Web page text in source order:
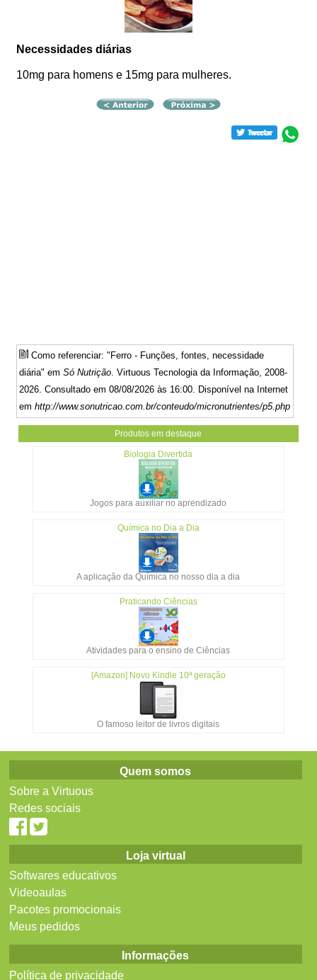
Necessidades diárias
10mg para homens e 15mg para mulheres.
Como referenciar: "Ferro - Funções, fontes, necessidade
diária" emSó Nutrição. Virtuous Tecnologia da Informação, 2008-
2026. Consultado em 08/08/2026 às 16:00. Disponível na Internet
emhttp://www.sonutricao.com.br/conteudo/micronutrientes/p5.php
Produtos em destaque
Biologia Divertida
Jogos para auxiliar no aprendizado
Química no Dia a Dia
A aplicação da Química no nosso dia a dia
Praticando Ciências
Atividades para o ensino de Ciências
[Amazon] Novo Kindle 10ª geração
O famoso leitor de livros digitais
Quem somos
Sobre a Virtuous
Redes sociais
Loja virtual
Softwares educativos
Videoaulas
Pacotes promocionais
Meus pedidos
Informações
Política de privacidade